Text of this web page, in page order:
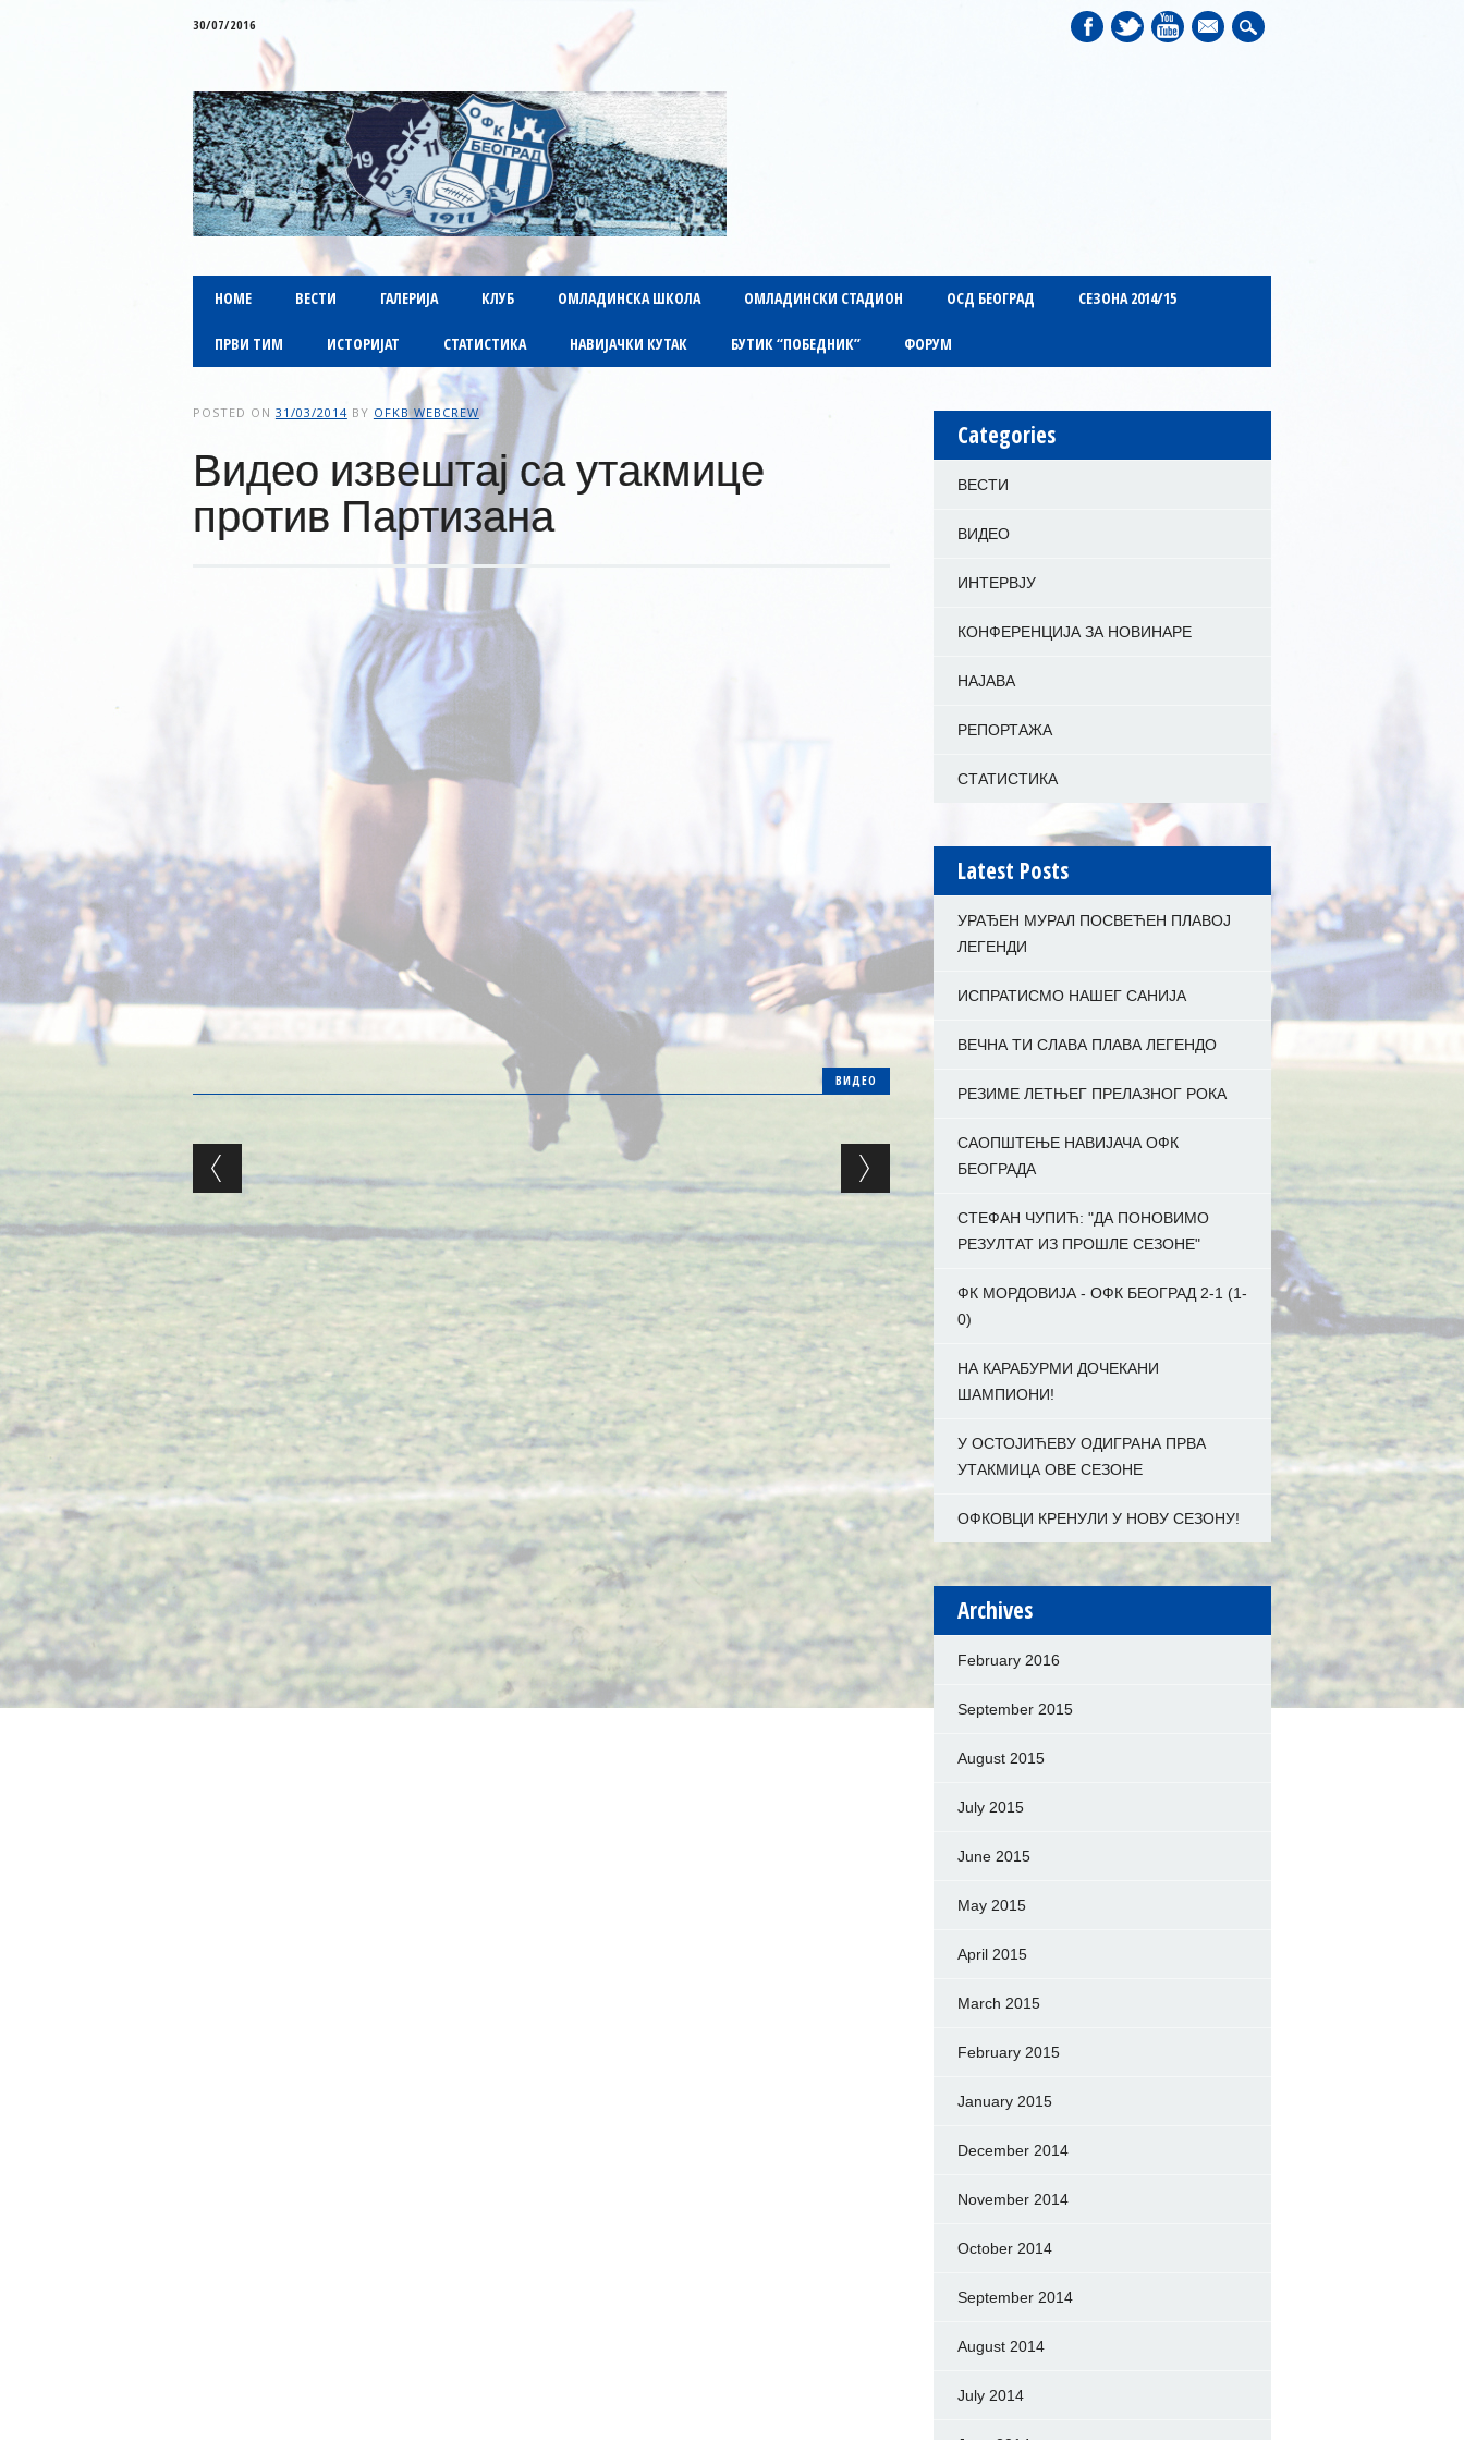
30/07/2016
mail
Main menu
HOME ВЕСТИ ГАЛЕРИЈА КЛУБ ОМЛАДИНСКА ШКОЛА ОМЛАДИНСКИ СТАДИОН ОСД БЕОГРАД СЕЗОНА 2014/15
ПРВИ ТИМ ИСТОРИЈАТ СТАТИСТИКА НАВИЈАЧКИ КУТАК БУТИК “ПОБЕДНИК” ФОРУМ
POSTED ON 31/03/2014 BY OFKB WEBCREW
Видео извештај са утакмице
против Партизана
ВИДЕО
Post navigation
Categories
ВЕСТИ
ВИДЕО
ИНТЕРВЈУ
КОНФЕРЕНЦИЈА ЗА НОВИНАРЕ
НАЈАВА
РЕПОРТАЖА
СТАТИСТИКА
Latest Posts
УРАЂЕН МУРАЛ ПОСВЕЋЕН ПЛАВОЈ
ЛЕГЕНДИ
ИСПРАТИСМО НАШЕГ САНИЈА
ВЕЧНА ТИ СЛАВА ПЛАВА ЛЕГЕНДО
РЕЗИМЕ ЛЕТЊЕГ ПРЕЛАЗНОГ РОКА
САОПШТЕЊЕ НАВИЈАЧА ОФК
БЕОГРАДА
СТЕФАН ЧУПИЋ: "ДА ПОНОВИМО
РЕЗУЛТАТ ИЗ ПРОШЛЕ СЕЗОНЕ"
ФК МОРДОВИЈА - ОФК БЕОГРАД 2-1 (1-
0)
НА КАРАБУРМИ ДОЧЕКАНИ
ШАМПИОНИ!
У ОСТОЈИЋЕВУ ОДИГРАНА ПРВА
УТАКМИЦА ОВЕ СЕЗОНЕ
ОФКОВЦИ КРЕНУЛИ У НОВУ СЕЗОНУ!
Archives
February 2016
September 2015
August 2015
July 2015
June 2015
May 2015
April 2015
March 2015
February 2015
January 2015
December 2014
November 2014
October 2014
September 2014
August 2014
July 2014